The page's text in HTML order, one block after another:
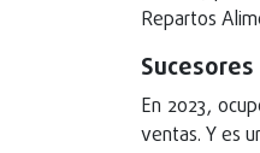
Repartos
En 2023,
ventas. Y es